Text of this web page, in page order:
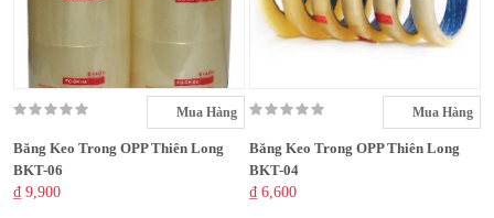
Mua Hàng
Băng Keo Trong OPP Thiên Long
BKT-06
₫ 9,900
Mua Hàng
Băng Keo Trong OPP Thiên Long
BKT-04
₫ 6,600